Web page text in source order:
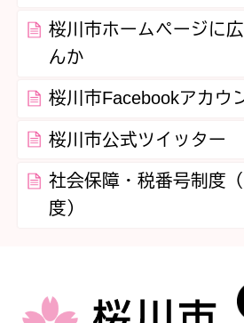
桜川市ホームページに
んか
桜川市Facebookアカウ
桜川市公式ツイッター
社会保障・税番号制度
度）